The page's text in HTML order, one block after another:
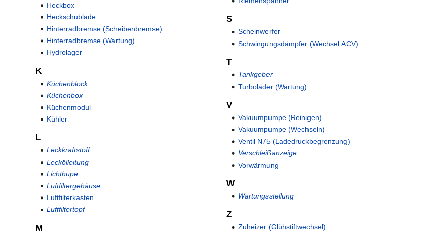
Heckbox
Heckschublade
Hinterradbremse (Scheibenbremse)
Hinterradbremse (Wartung)
Hydrolager
K
Küchenblock
Küchenbox
Küchenmodul
Kühler
L
Leckkraftstoff
Leckölleitung
Lichthupe
Luftfiltergehäuse
Luftfilterkasten
Luftfiltertopf
M
S
Scheinwerfer
Schwingungsdämpfer (Wechsel ACV)
T
Tankgeber
Turbolader (Wartung)
V
Vakuumpumpe (Reinigen)
Vakuumpumpe (Wechseln)
Ventil N75 (Ladedruckbegrenzung)
Verschleißanzeige
Vorwärmung
W
Wartungsstellung
Z
Zuheizer (Glühstiftwechsel)